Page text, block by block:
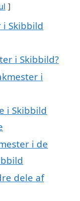
i Skibbild
i Skibbild?
i
i Skibbild
i de
dele af